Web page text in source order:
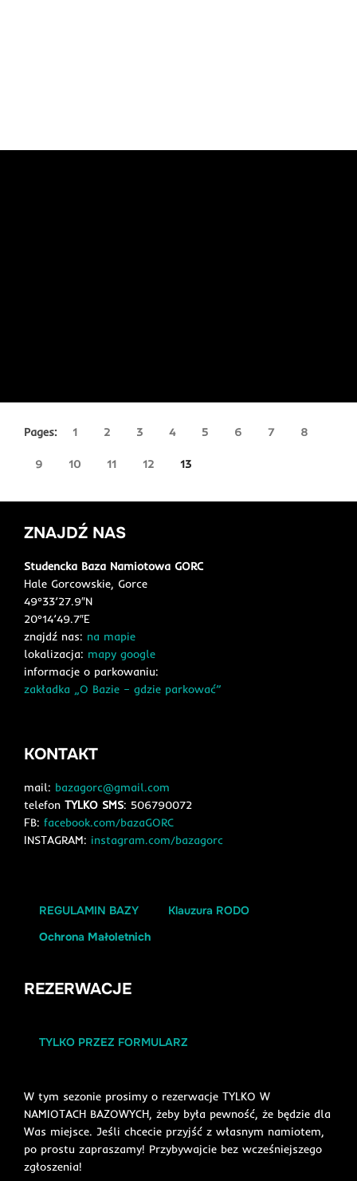
Pages: 1 2 3 4 5 6 7 8
9 10 11 12 13
ZNAJDŹ NAS
Studencka Baza Namiotowa GORC
Hale Gorcowskie, Gorce
49°33’27.9″N
20°14’49.7″E
znajdź nas: na mapie
lokalizacja: mapy google
informacje o parkowaniu:
zakładka „O Bazie – gdzie parkować”
KONTAKT
mail: bazagorc@gmail.com
telefon TYLKO SMS: 506790072
FB: facebook.com/bazaGORC
INSTAGRAM: instagram.com/bazagorc
REGULAMIN BAZY
Klauzura RODO
Ochrona Małoletnich
REZERWACJE
TYLKO PRZEZ FORMULARZ
W tym sezonie prosimy o rezerwacje TYLKO W
NAMIOTACH BAZOWYCH, żeby była pewność, że będzie dla
Was miejsce. Jeśli chcecie przyjść z własnym namiotem,
po prostu zapraszamy! Przybywajcie bez wcześniejszego
zgłoszenia!